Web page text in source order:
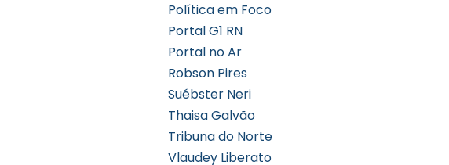
Política em Foco
Portal G1 RN
Portal no Ar
Robson Pires
Suébster Neri
Thaisa Galvão
Tribuna do Norte
Vlaudey Liberato